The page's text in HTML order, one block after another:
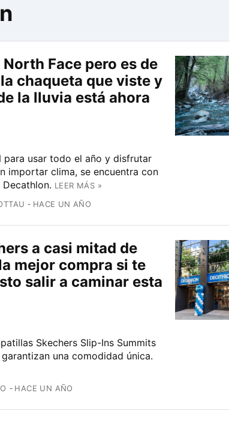
North Face pero es de
chaqueta que viste y
la lluvia está ahora
para usar todo el año y disfrutar
importar clima, se encuentra con
LEER MÁS »
HACE UN AÑO
a casi mitad de
mejor compra si te
salir a caminar esta
Skechers Slip-Ins Summits
una comodidad única.
HACE UN AÑO